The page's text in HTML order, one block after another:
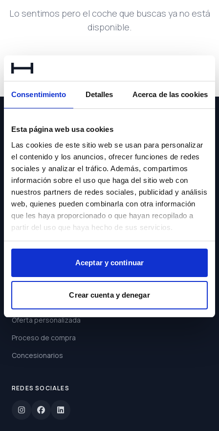
Consentimiento Detalles Acerca de las cookies
Esta página web usa cookies
Las cookies de este sitio web se usan para personalizar
el contenido y los anuncios, ofrecer funciones de redes
sociales y analizar el tráfico. Además, compartimos
información sobre el uso que haga del sitio web con
nuestros partners de redes sociales, publicidad y análisis
web, quienes pueden combinarla con otra información
que les haya proporcionado o que hayan recopilado a
partir del uso que haya hecho de sus servicios.
Aceptar y continuar
Crear cuenta y denegar
Lo sentimos pero el coche que buscas ya no está
disponible.
NEWSLETTER
Suscríbete y recibe las últimas novedades y ofertas.
Acepto los
Términos y
Condiciones
Suscribirse
ENLACES
Oferta personalizada
Proceso de compra
Concesionarios
REDES SOCIALES